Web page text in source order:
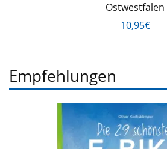
Ostwestfalen
10,95€
Empfehlungen